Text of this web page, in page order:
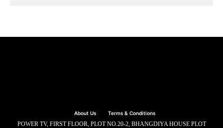
About Us Terms & Conditions
POWER TV, FIRST FLOOR, PLOT NO.20-2, BHANGDIYA HOUSE PLOT